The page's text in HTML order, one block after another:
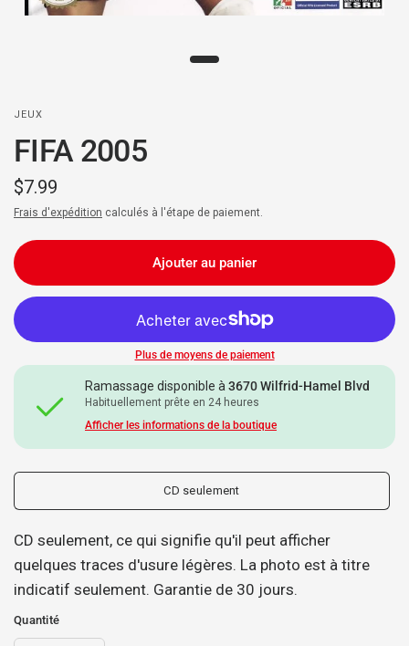
JEUX
FIFA 2005
$7.99
Frais d'expédition calculés à l'étape de paiement.
Ajouter au panier
Plus de moyens de paiement
Ramassage disponible à3670 Wilfrid-Hamel Blvd
Habituellement prête en 24 heures
Afficher les informations de la boutique
CD seulement
CD seulement, ce qui signifie qu'il peut afficher
quelques traces d'usure légères. La photo est à titre
indicatif seulement. Garantie de 30 jours.
Quantité